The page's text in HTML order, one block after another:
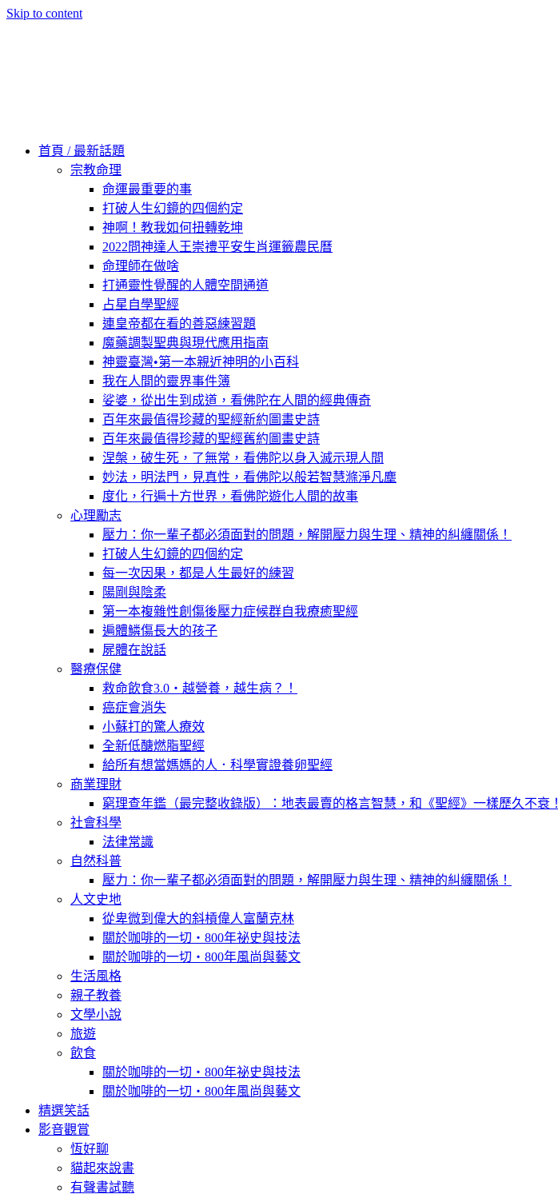
Skip to content
首頁 / 最新話題
宗教命理
命運最重要的事
打破人生幻鏡的四個約定
神啊！教我如何扭轉乾坤
2022問神達人王崇禮平安生肖運籤農民曆
命理師在做啥
打通靈性覺醒的人體空間通道
占星自學聖經
連皇帝都在看的善惡練習題
魔藥調製聖典與現代應用指南
神靈臺灣•第一本親近神明的小百科
我在人間的靈界事件簿
娑婆，從出生到成道，看佛陀在人間的經典傳奇
百年來最值得珍藏的聖經新約圖畫史詩
百年來最值得珍藏的聖經舊約圖畫史詩
涅槃，破生死，了無常，看佛陀以身入滅示現人間
妙法，明法門，見真性，看佛陀以般若智慧滌淨凡塵
度化，行遍十方世界，看佛陀遊化人間的故事
心理勵志
壓力：你一輩子都必須面對的問題，解開壓力與生理、精神的糾纏關係！
打破人生幻鏡的四個約定
每一次因果，都是人生最好的練習
陽剛與陰柔
第一本複雜性創傷後壓力症候群自我療癒聖經
遍體鱗傷長大的孩子
屍體在說話
醫療保健
救命飲食3.0‧越營養，越生病？！
癌症會消失
小蘇打的驚人療效
全新低醣燃脂聖經
給所有想當媽媽的人．科學實證養卵聖經
商業理財
窮理查年鑑（最完整收錄版）：地表最賣的格言智慧，和《聖經》一樣歷久不衰！
社會科學
法律常識
自然科普
壓力：你一輩子都必須面對的問題，解開壓力與生理、精神的糾纏關係！
人文史地
從卑微到偉大的斜槓偉人富蘭克林
關於咖啡的一切‧800年祕史與技法
關於咖啡的一切‧800年風尚與藝文
生活風格
親子教養
文學小說
旅遊
飲食
關於咖啡的一切‧800年祕史與技法
關於咖啡的一切‧800年風尚與藝文
精選笑話
影音觀賞
恆好聊
貓起來說書
有聲書試聽